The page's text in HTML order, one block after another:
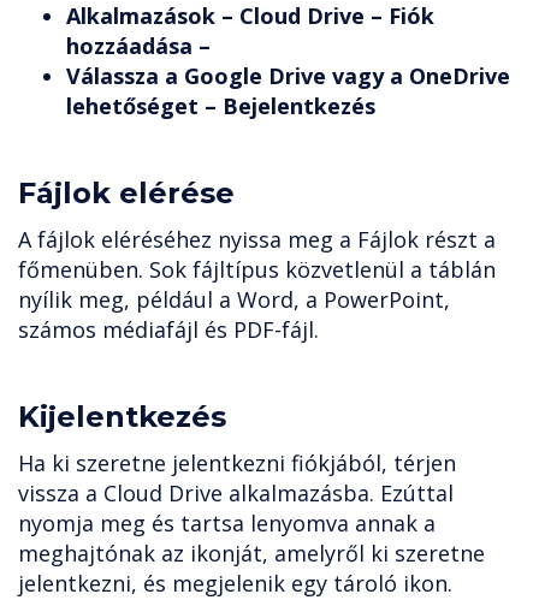
Alkalmazások – Cloud Drive – Fiók
hozzáadása –
Válassza a Google Drive vagy a OneDrive
lehetőséget – Bejelentkezés
Fájlok elérése
A fájlok eléréséhez nyissa meg a Fájlok részt a
főmenüben. Sok fájltípus közvetlenül a táblán
nyílik meg, például a Word, a PowerPoint,
számos médiafájl és PDF-fájl.
Kijelentkezés
Ha ki szeretne jelentkezni fiókjából, térjen
vissza a Cloud Drive alkalmazásba. Ezúttal
nyomja meg és tartsa lenyomva annak a
meghajtónak az ikonját, amelyről ki szeretne
jelentkezni, és megjelenik egy tároló ikon.